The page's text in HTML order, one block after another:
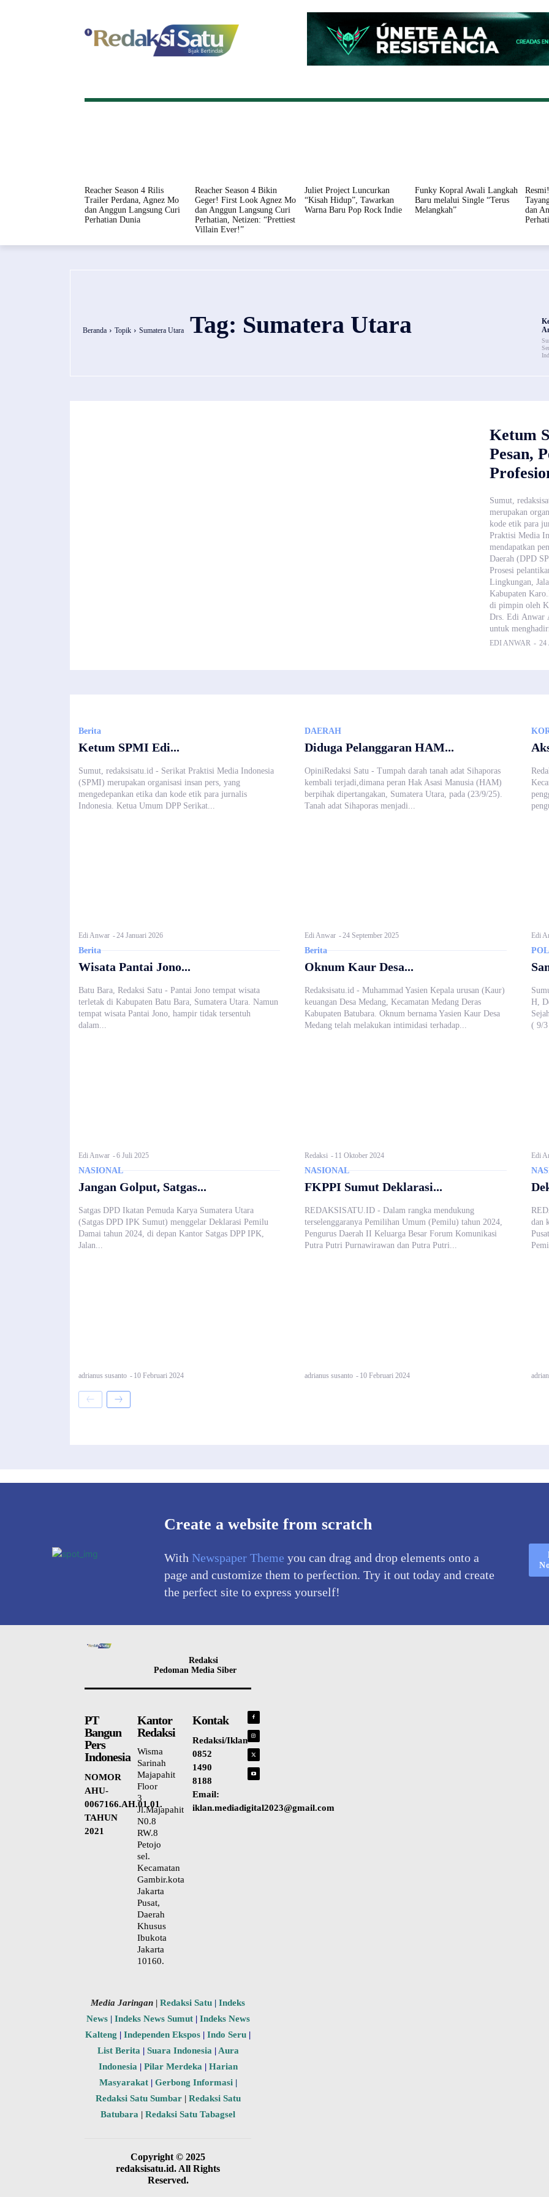
Reacher Season 4 Rilis
Trailer Perdana, Agnez Mo
dan Anggun Langsung Curi
Perhatian Dunia
Reacher Season 4 Bikin
Geger! First Look Agnez Mo
dan Anggun Langsung Curi
Perhatian, Netizen: “Prettiest
Villain Ever!”
Juliet Project Luncurkan
“Kisah Hidup”, Tawarkan
Warna Baru Pop Rock Indie
Funky Kopral Awali Langkah
Baru melalui Single “Terus
Melangkah”
dan
Beranda Topik Sumatera Utara Tag: Sumatera Utara
Ketum
Pesan,
Sumut,
merupakan
kode etik para
Praktisi Media
mendapatkan
Daerah (DPD
Prosesi
Lingkungan,
Kabupaten
di pimpin oleh
Drs. Edi Anwar
untuk
EDI ANWAR - 24
Berita
Ketum SPMI Edi...
Sumut, redaksisatu.id - Serikat Praktisi Media Indonesia
(SPMI) merupakan organisasi insan pers, yang
mengedepankan etika dan kode etik para jurnalis
Indonesia. Ketua Umum DPP Serikat...
Edi Anwar -24 Januari 2026
DAERAH
Diduga Pelanggaran HAM...
OpiniRedaksi Satu - Tumpah darah tanah adat Sihaporas
kembali terjadi,dimana peran Hak Asasi Manusia (HAM)
berpihak dipertangakan, Sumatera Utara, pada (23/9/25).
Tanah adat Sihaporas menjadi...
Edi Anwar -24 September 2025 Edi
Berita
Wisata Pantai Jono...
Batu Bara, Redaksi Satu - Pantai Jono tempat wisata
terletak di Kabupaten Batu Bara, Sumatera Utara. Namun
tempat wisata Pantai Jono, hampir tidak tersentuh
dalam...
Edi Anwar -6 Juli 2025
Berita
Oknum Kaur Desa...
Redaksisatu.id - Muhammad Yasien Kepala urusan (Kaur)
keuangan Desa Medang, Kecamatan Medang Deras
Kabupaten Batubara. Oknum bernama Yasien Kaur Desa
Medang telah melakukan intimidasi terhadap...
Redaksi - 11 Oktober 2024
H,
( 9/
Edi
NASIONAL
Jangan Golput, Satgas...
Satgas DPD Ikatan Pemuda Karya Sumatera Utara
(Satgas DPD IPK Sumut) menggelar Deklarasi Pemilu
Damai tahun 2024, di depan Kantor Satgas DPP IPK,
Jalan...
adrianus susanto - 10 Februari 2024
NASIONAL
FKPPI Sumut Deklarasi...
REDAKSISATU.ID - Dalam rangka mendukung
terselenggaranya Pemilihan Umum (Pemilu) tahun 2024,
Pengurus Daerah II Keluarga Besar Forum Komunikasi
Putra Putri Purnawirawan dan Putra Putri...
adrianus susanto - 10 Februari 2024
dan
Create a website from scratch
With Newspaper Theme you can drag and drop elements onto a
page and customize them to perfection. Try it out today and create
the perfect site to express yourself!
Redaksi
Pedoman Media Siber
PT
Bangun
Pers
Indonesia
NOMOR
AHU-
0067166.AH.01.01.
TAHUN
2021
Kantor
Redaksi
Wisma
Sarinah
Majapahit
Floor
3
Jl.Majapahit
N0.8
RW.8
Petojo
sel.
Kecamatan
Gambir.kota
Jakarta
Pusat,
Daerah
Khusus
Ibukota
Jakarta
10160.
Kontak
Redaksi/Iklan
0852
1490
8188
Email:
iklan.mediadigital2023@gmail.com
Media Jaringan | Redaksi Satu | Indeks
News | Indeks News Sumut | Indeks News
Kalteng | Independen Ekspos | Indo Seru |
List Berita | Suara Indonesia | Aura
Indonesia | Pilar Merdeka | Harian
Masyarakat | Gerbong Informasi |
Redaksi Satu Sumbar | Redaksi Satu
Batubara | Redaksi Satu Tabagsel
Copyright © 2025
redaksisatu.id. All Rights
Reserved.